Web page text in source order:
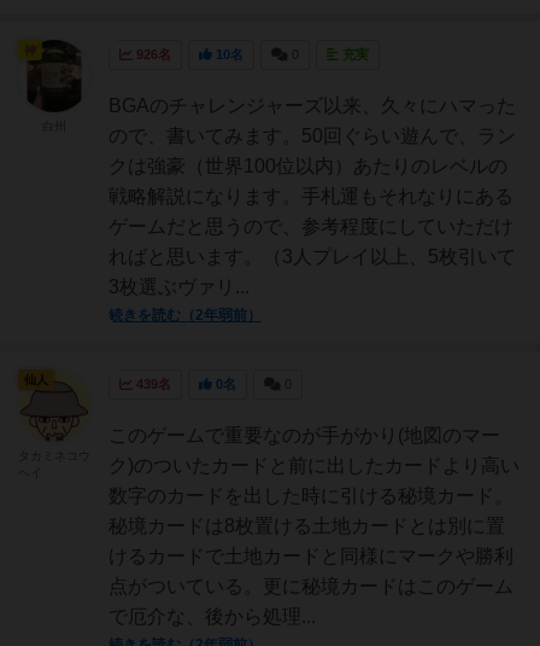
926名 10名 充実
BGAのチャレンジャーズ以来、久々にハマった
ので、書いてみます。50回ぐらい遊んで、ラン
クは強豪（世界100位以内）あたりのレベルの
戦略解説になります。手札運もそれなりにある
ゲームだと思うので、参考程度にしていただけ
ればと思います。（3人プレイ以上、5枚引いて
3枚選ぶヴァリ...
続きを読む（2年弱前）
神
439名 0名
このゲームで重要なのが手がかり(地図のマー
ク)のついたカードと前に出したカードより高い
数字のカードを出した時に引ける秘境カード。
秘境カードは8枚置ける土地カードとは別に置
けるカードで土地カードと同様にマークや勝利
点がついている。更に秘境カードはこのゲーム
で厄介な、後から処理...
仙人